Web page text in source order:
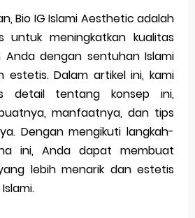
Bio IG Islami Aesthetic adalah
untuk meningkatkan kualitas
dengan sentuhan Islami
estetis. Dalam artikel ini, kami
detail tentang konsep ini,
manfaatnya, dan tips
Dengan mengikuti langkah-
ini, Anda dapat membuat
lebih menarik dan estetis